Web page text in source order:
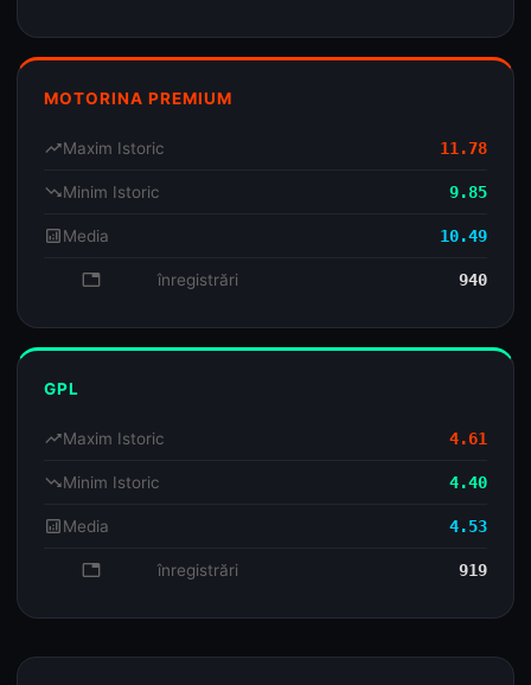
MOTORINA PREMIUM
trending_upMaxim Istoric 11.78
trending_downMinim Istoric 9.85
analyticsMedia 10.49
database înregistrări 940
GPL
trending_upMaxim Istoric 4.61
trending_downMinim Istoric 4.40
analyticsMedia 4.53
database înregistrări 919